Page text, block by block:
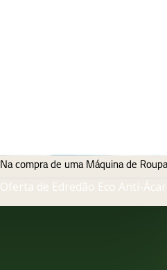
Na compra de uma Máquina de Roupa
Oferta de Edredão Eco Anti-